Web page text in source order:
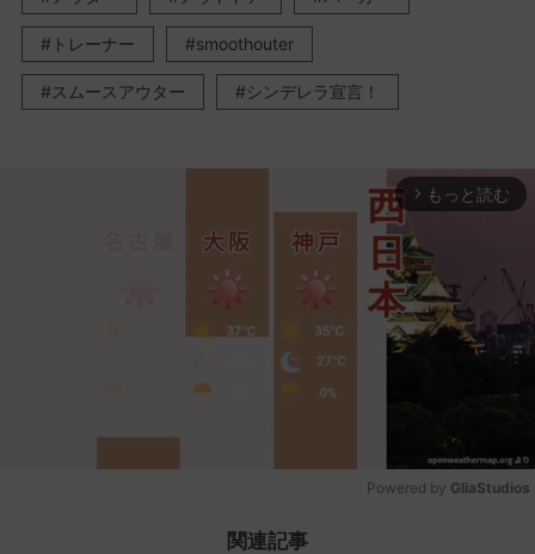
トレーナー smoothouter
スムースアウター シンデレラ宣言！
arrow_forward_ios もっと読む
Powered by GliaStudios
関連記事